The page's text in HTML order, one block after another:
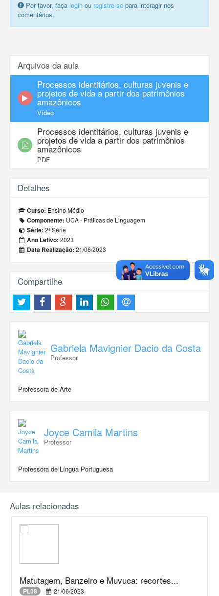
Por favor, faça login ou registre-se para interagir nos
comentários.
Arquivos da aula
Processos identitários, culturas juvenis e
projetos de vida a partir dos patrimônios
amazônicos
Vídeo
Processos identitários, culturas juvenis e
projetos de vida a partir dos patrimônios
amazônicos
PDF
Detalhes
Curso: Ensino Médio
Componente: UCA - Práticas de Linguagem
Série: 2ª Série
Ano Letivo: 2023
Data Realização: 21/06/2023
Compartilhe
Gabriela Mavignier Dacio da Costa
Professor
Professora de Arte
Joyce Camila Martins
Professor
Professora de Língua Portuguesa
Aulas relacionadas
Matutagem, Banzeiro e Muvuca: recortes...
PL08 21/06/2023